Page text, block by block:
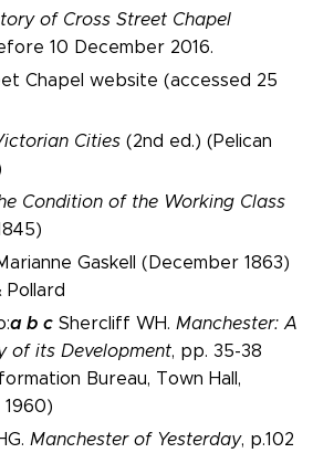
of Cross Street Chapel
10 December 2016.
Chapel website (accessed 25
Cities (2nd ed.) (Pelican
Condition of the Working Class
Gaskell (December 1863)
Pollard
a b c Shercliff WH. Manchester: A
of its Development, pp. 35-38
Bureau, Town Hall,
Manchester of Yesterday, p.102